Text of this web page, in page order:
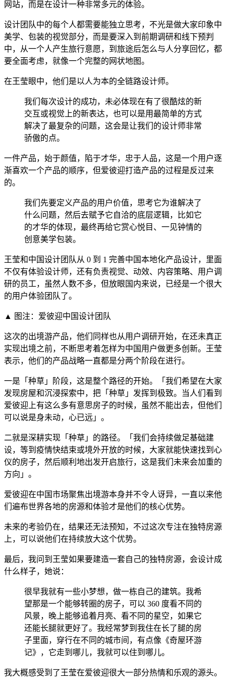
网站，而是在设计一种非常多元的体验。
设计团队中的每个人都需要能独立思考，不光是做大家印象中
美学、包装的视觉部分，而是要深入到前期调研和线下预判
中，从一个人产生旅行意愿，到旅途后怎么与人分享回忆，都
要全面考虑，就像一个完整的网状地图。
在王莹眼中，他们是以人为本的全链路设计师。
我们每次设计的成功，未必体现在有了很酷炫的新
交互或视觉上的新表达，也可以是用最简单的方式
解决了最复杂的问题，这会是让我们的设计师非常
骄傲的点。
一件产品，始于颜值，陷于才华，忠于人品，这是一个用户逐
渐喜欢一个产品的顺序，但爱彼迎打造产品的过程是反过来
的。
我们先要定义产品的用户价值，思考它为谁解决了
什么问题，然后去赋予它自洽的底层逻辑，比如它
的才华的体现，最终再给它赏心悦目、一见钟情的
创意美学包装。
王莹和中国设计团队从 0 到 1 完善中国本地化产品设计，里面
不仅有体验设计师，还有负责视觉、动效、内容策略、用户调
研的员工，虽然人数不多，但放眼国内来说，已经是一个很大
的用户体验团队了。
▲ 图注：爱彼迎中国设计团队
这次的出境游产品，他们同样也从用户调研开始，在还未真正
实现出境之前，不断思考着怎样为中国用户做更多创新。王莹
表示，他们的产品战略一直都是分两个阶段在进行。
一是「种草」阶段，这是整个路径的开始。「我们希望在大家
发现房屋和沉浸探索中，把「种草」发挥到极致。当人们看到
爱彼迎上有这么多有意思房子的时候，虽然不能出去，但他们
可以说是身未动，心已远」。
二就是深耕实现「种草」的路径。「我们会持续做足基础建
设，等到疫情快结束或境外开放的时候，大家就能快速找到心
仪的房子，然后顺利地出发开启旅行，这是我们未来会加重的
方向」。
爱彼迎在中国市场聚焦出境游本身并不令人讶异，一直以来他
们遍布世界各地的房源和体验才是他们的核心优势。
未来的考验仍在，结果还无法预知，不过这次专注在独特房源
上，可以说他们在持续放大这个优势。
最后，我问到王莹如果要建造一套自己的独特房源，会设计成
什么样子，她说：
很早我就有一些小梦想，做一栋自己的建筑。我希
望那是一个能够转圈的房子，可以 360 度看不同的
风景，晚上能够追着月亮、看不同的星空，如果它
还能长腿就更好了。我经常梦到我住在长了腿的房
子里面，穿行在不同的城市间，有点像《奇屋环游
记》，它走到哪儿，我就可以住到哪儿。
我大概感受到了王莹在爱彼迎很大一部分热情和乐观的源头。